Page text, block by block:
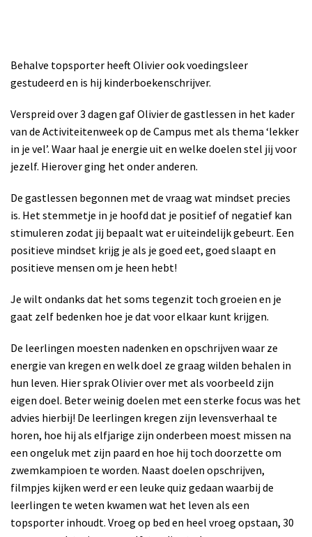
Behalve topsporter heeft Olivier ook voedingsleer
gestudeerd en is hij kinderboekenschrijver.
Verspreid over 3 dagen gaf Olivier de gastlessen in het kader
van de Activiteitenweek op de Campus met als thema ‘lekker
in je vel’. Waar haal je energie uit en welke doelen stel jij voor
jezelf. Hierover ging het onder anderen.
De gastlessen begonnen met de vraag wat mindset precies
is. Het stemmetje in je hoofd dat je positief of negatief kan
stimuleren zodat jij bepaalt wat er uiteindelijk gebeurt. Een
positieve mindset krijg je als je goed eet, goed slaapt en
positieve mensen om je heen hebt!
Je wilt ondanks dat het soms tegenzit toch groeien en je
gaat zelf bedenken hoe je dat voor elkaar kunt krijgen.
De leerlingen moesten nadenken en opschrijven waar ze
energie van kregen en welk doel ze graag wilden behalen in
hun leven. Hier sprak Olivier over met als voorbeeld zijn
eigen doel. Beter weinig doelen met een sterke focus was het
advies hierbij! De leerlingen kregen zijn levensverhaal te
horen, hoe hij als elfjarige zijn onderbeen moest missen na
een ongeluk met zijn paard en hoe hij toch doorzette om
zwemkampioen te worden. Naast doelen opschrijven,
filmpjes kijken werd er een leuke quiz gedaan waarbij de
leerlingen te weten kwamen wat het leven als een
topsporter inhoudt. Vroeg op bed en heel vroeg opstaan, 30